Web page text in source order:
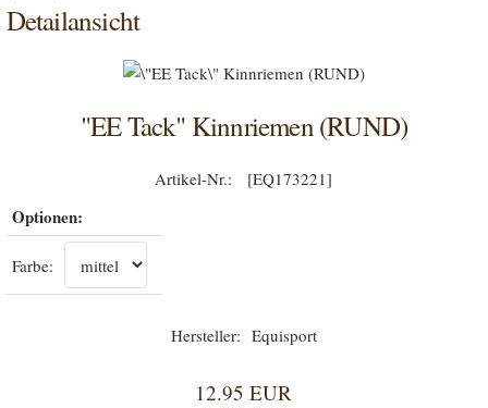
Detailansicht
"EE Tack" Kinnriemen (RUND)
[EQ173221]
Optionen:
Farbe:
Equisport
12.95 EUR